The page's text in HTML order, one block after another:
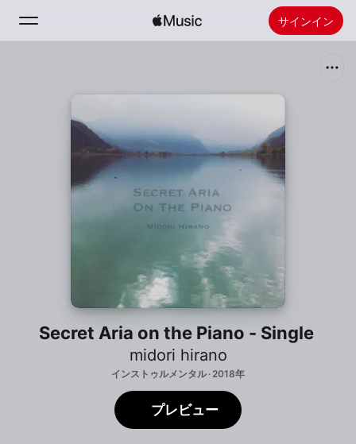
サインイン
新着おすすめ
ラジオ
Apple Musicをインストール
Secret Aria on the Piano - Single
midori hirano
インストゥルメンタル · 2018年
プレビュー